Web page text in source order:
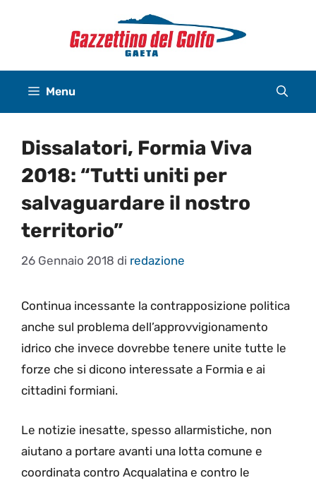
Menu
Dissalatori, Formia Viva
2018: “Tutti uniti per
salvaguardare il nostro
territorio”
26 Gennaio 2018 di redazione
Continua incessante la contrapposizione politica
anche sul problema dell’approvvigionamento
idrico che invece dovrebbe tenere unite tutte le
forze che si dicono interessate a Formia e ai
cittadini formiani.
Le notizie inesatte, spesso allarmistiche, non
aiutano a portare avanti una lotta comune e
coordinata contro Acqualatina e contro le